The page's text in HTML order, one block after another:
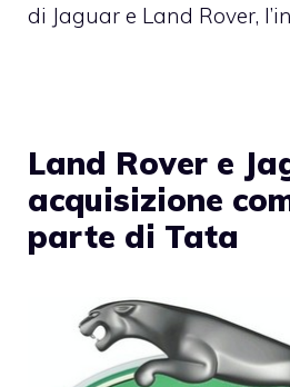
di Jaguar e Land Rover,
Land Rover e
acquisizione
parte di Tata